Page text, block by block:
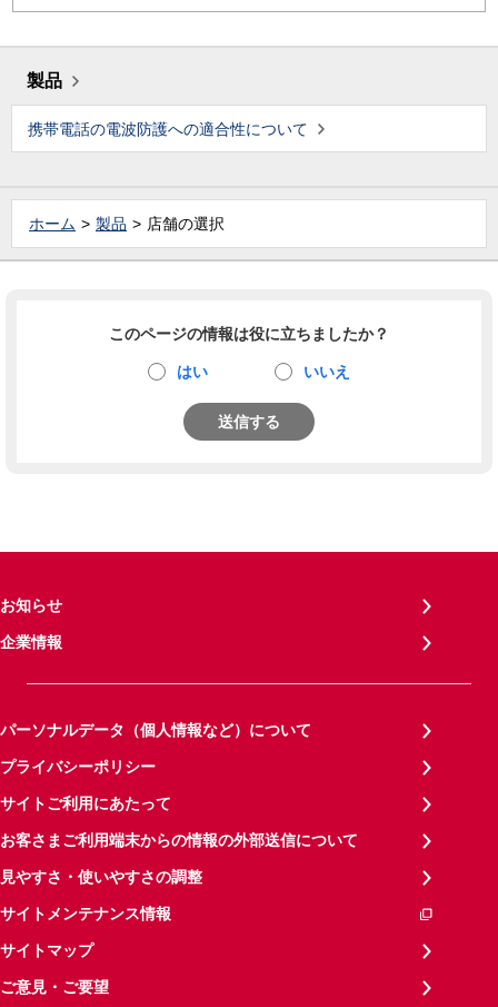
製品
携帯電話の電波防護への適合性について
ホーム 製品 店舗の選択
このページの情報は役に立ちましたか？
はい いいえ
送信する
お知らせ
企業情報
パーソナルデータ（個人情報など）について
プライバシーポリシー
サイトご利用にあたって
お客さまご利用端末からの情報の外部送信について
見やすさ・使いやすさの調整
サイトメンテナンス情報
サイトマップ
ご意見・ご要望